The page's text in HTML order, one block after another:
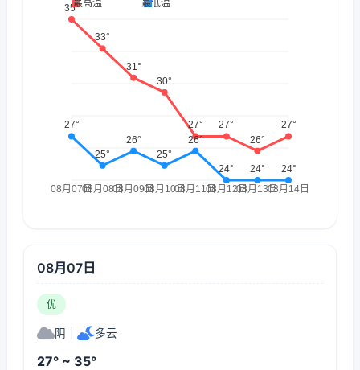
08月07日
优
阴 多云
27° ~ 35°